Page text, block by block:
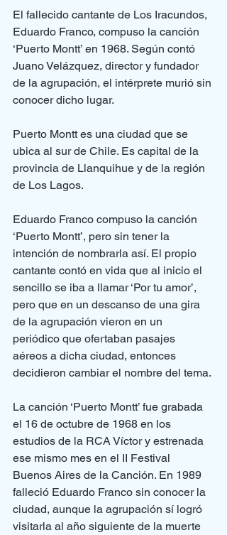
El fallecido cantante de Los Iracundos,
Eduardo Franco, compuso la canción
‘Puerto Montt’ en 1968. Según contó
Juano Velázquez, director y fundador
de la agrupación, el intérprete murió sin
conocer dicho lugar.
Puerto Montt es una ciudad que se
ubica al sur de Chile. Es capital de la
provincia de Llanquihue y de la región
de Los Lagos.
Eduardo Franco compuso la canción
‘Puerto Montt’, pero sin tener la
intención de nombrarla así. El propio
cantante contó en vida que al inicio el
sencillo se iba a llamar ‘Por tu amor’,
pero que en un descanso de una gira
de la agrupación vieron en un
periódico que ofertaban pasajes
aéreos a dicha ciudad, entonces
decidieron cambiar el nombre del tema.
La canción ‘Puerto Montt’ fue grabada
el 16 de octubre de 1968 en los
estudios de la RCA Víctor y estrenada
ese mismo mes en el II Festival
Buenos Aires de la Canción. En 1989
falleció Eduardo Franco sin conocer la
ciudad, aunque la agrupación sí logró
visitarla al año siguiente de la muerte